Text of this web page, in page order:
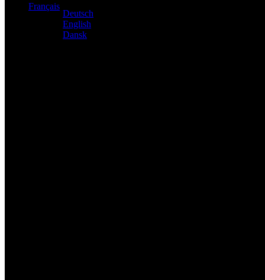
Français
Deutsch
English
Dansk